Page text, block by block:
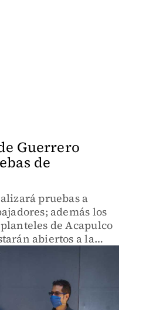
Guerrero
de
pruebas a
además los
de Acapulco
abiertos a la